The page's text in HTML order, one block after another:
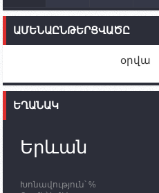
ունեն. կիպրոսցի
Ֆրանսիայի ԱԳ
պատասխանատուներ
11:03
ԱՄԵՆԱԸՆԹԵՐՑՎԱԾԸ
օրվա
ԵՂԱՆԱԿ
Երևան
Խոնավություն՝ %